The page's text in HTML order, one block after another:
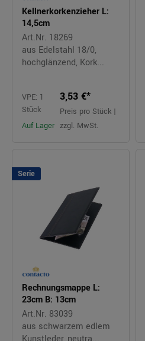
Kellnerkorkenzieher L:
14,5cm
Art.Nr. 18269
aus Edelstahl 18/0,
hochglänzend, Kork...
VPE: 1
Stück
Auf Lager
3,53 €*
Preis pro Stück |
zzgl. MwSt.
Serie
Rechnungsmappe L:
23cm B: 13cm
Art.Nr. 83039
aus schwarzem edlem